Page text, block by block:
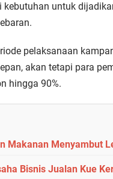
kebutuhan untuk
pelaksanaan
akan tetapi para
hingga 90%.
Makanan Menyambut
Bisnis Jualan Kue